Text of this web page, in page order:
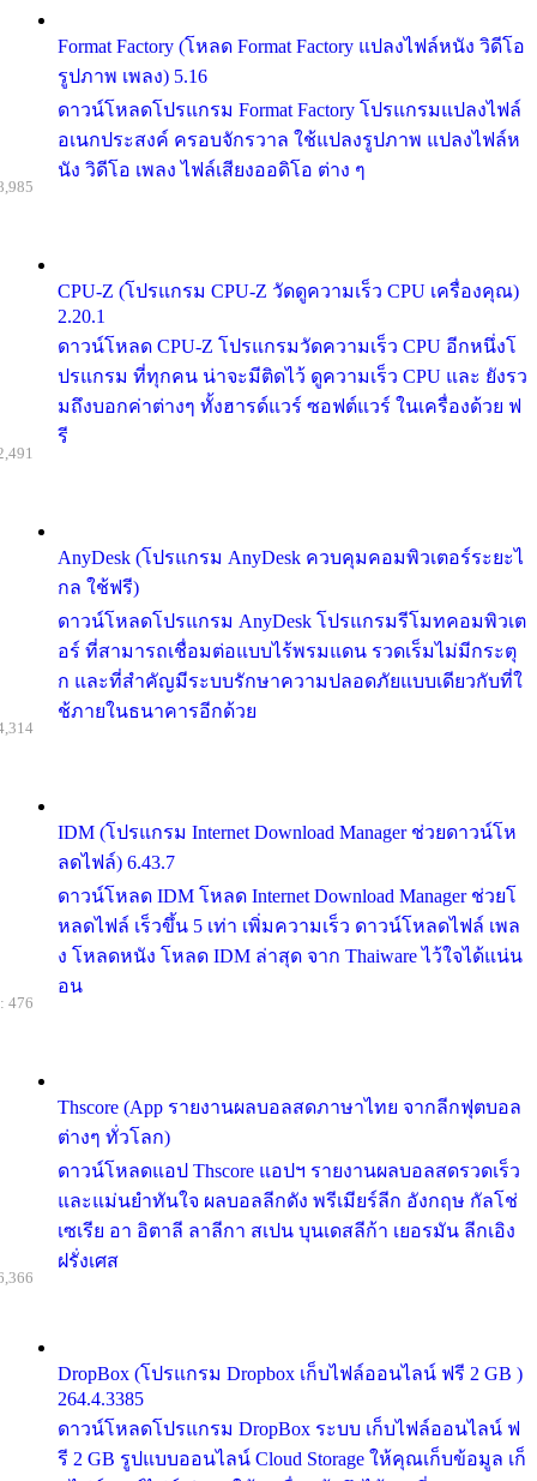
Format Factory (โหลด Format Factory แปลงไฟล์หนัง วิดีโอ
รูปภาพ เพลง) 5.16
ดาวน์โหลดโปรแกรม Format Factory โปรแกรมแปลงไฟล์
อเนกประสงค์ ครอบจักรวาล ใช้แปลงรูปภาพ แปลงไฟล์ห
นัง วิดีโอ เพลง ไฟล์เสียงออดิโอ ต่าง ๆ
CPU-Z (โปรแกรม CPU-Z วัดดูความเร็ว CPU เครื่องคุณ)
2.20.1
ดาวน์โหลด CPU-Z โปรแกรมวัดความเร็ว CPU อีกหนึ่งโ
ปรแกรม ที่ทุกคน น่าจะมีติดไว้ ดูความเร็ว CPU และ ยังรว
มถึงบอกค่าต่างๆ ทั้งฮารด์แวร์ ซอฟต์แวร์ ในเครื่องด้วย ฟ
รี
AnyDesk (โปรแกรม AnyDesk ควบคุมคอมพิวเตอร์ระยะไ
กล ใช้ฟรี)
ดาวน์โหลดโปรแกรม AnyDesk โปรแกรมรีโมทคอมพิวเต
อร์ ที่สามารถเชื่อมต่อแบบไร้พรมแดน รวดเร็มไม่มีกระตุ
ก และที่สำคัญมีระบบรักษาความปลอดภัยแบบเดียวกับที่ใ
ช้ภายในธนาคารอีกด้วย
IDM (โปรแกรม Internet Download Manager ช่วยดาวน์โห
ลดไฟล์) 6.43.7
ดาวน์โหลด IDM โหลด Internet Download Manager ช่วยโ
หลดไฟล์ เร็วขึ้น 5 เท่า เพิ่มความเร็ว ดาวน์โหลดไฟล์ เพล
ง โหลดหนัง โหลด IDM ล่าสุด จาก Thaiware ไว้ใจได้แน่น
อน
Thscore (App รายงานผลบอลสดภาษาไทย จากลีกฟุตบอล
ต่างๆ ทั่วโลก)
ดาวน์โหลดแอป Thscore แอปฯ รายงานผลบอลสดรวดเร็ว
และแม่นยำทันใจ ผลบอลลีกดัง พรีเมียร์ลีก อังกฤษ กัลโช่
เซเรีย อา อิตาลี ลาลีกา สเปน บุนเดสลีก้า เยอรมัน ลีกเอิง
ฝรั่งเศส
476
DropBox (โปรแกรม Dropbox เก็บไฟล์ออนไลน์ ฟรี 2 GB )
264.4.3385
ดาวน์โหลดโปรแกรม DropBox ระบบ เก็บไฟล์ออนไลน์ ฟ
รี 2 GB รูปแบบออนไลน์ Cloud Storage ให้คุณเก็บข้อมูล เก็